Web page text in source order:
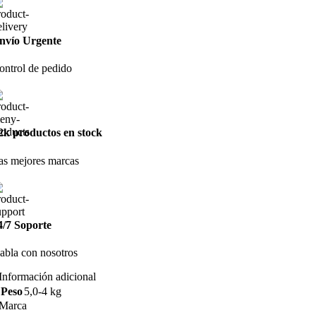
Urgente
de pedido
productos en stock
mejores marcas
7 Soporte
con nosotros
adicional
Peso5,0-4 kg